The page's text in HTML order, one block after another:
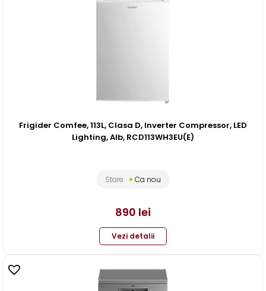
Frigider Comfee, 113L, Clasa D, Inverter Compressor, LED
Lighting, Alb, RCD113WH3EU(E)
Stare: Ca nou
890 lei
Vezi detalii